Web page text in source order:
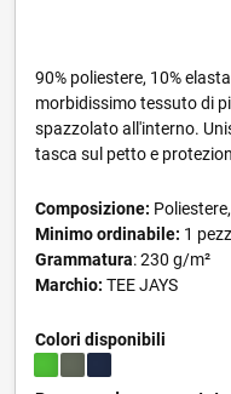
90% poliestere, 10%
morbidissimo tessuto di
spazzolato all'interno.
tasca sul petto e
Composizione:
Minimo ordinabile: 1
Grammatura: 230 g/m²
Marchio: TEE JAYS
Colori disponibili